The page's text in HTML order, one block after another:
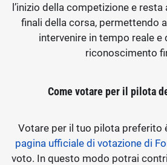
l’inizio della competizione e
finali della corsa, permettendo
intervenire in tempo reale e
riconoscimento
Come votare per il pilota
Votare per il tuo pilota preferito
pagina ufficiale di votazione di
voto. In questo modo potrai